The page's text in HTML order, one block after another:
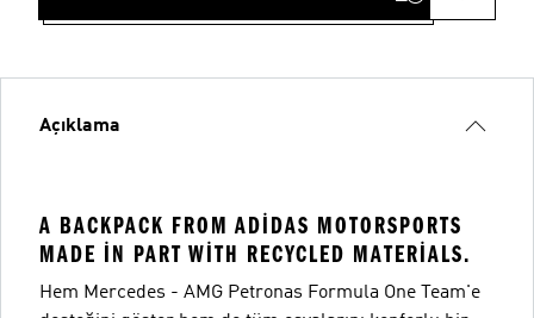
Açıklama
A BACKPACK FROM ADIDAS MOTORSPORTS
MADE IN PART WITH RECYCLED MATERIALS.
Hem Mercedes - AMG Petronas Formula One Team'e